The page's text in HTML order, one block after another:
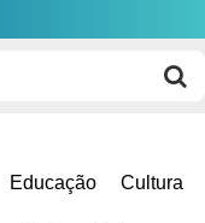
Educação Cultura